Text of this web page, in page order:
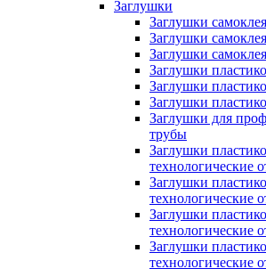
Заглушки
Заглушки
Заглушки
Заглушки
Заглушки
Заглушки
Заглушки
Заглушки для
трубы
Заглушки
технологические
Заглушки
технологические
Заглушки
технологические
Заглушки
технологические